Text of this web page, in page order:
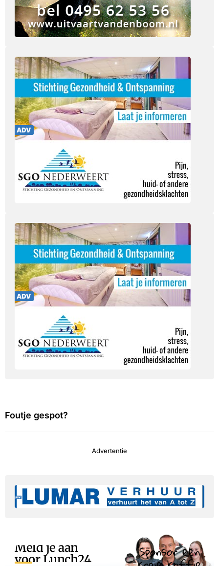
Foutje gespot?
Advertentie
Meld je aan
voor Lunch24 Sponsor een